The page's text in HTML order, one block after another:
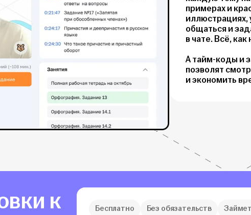
примерах и
иллюстрациях,
общаться и
в чате. Всё, как
А тайм-коды и
позволят
и экономить
к
Бесплатно Без обязательств